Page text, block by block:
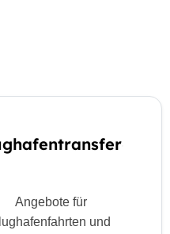
Angebote für
und